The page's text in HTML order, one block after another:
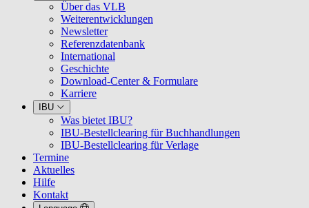
Über das VLB
Weiterentwicklungen
Newsletter
Referenzdatenbank
International
Geschichte
Download-Center & Formulare
Karriere
IBU
Was bietet IBU?
IBU-Bestellclearing für Buchhandlungen
IBU-Bestellclearing für Verlage
Termine
Aktuelles
Hilfe
Kontakt